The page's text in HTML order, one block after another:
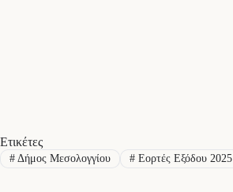
Ετικέτες
#Δήμος Μεσολογγίου #Εορτές Εξόδου 2025